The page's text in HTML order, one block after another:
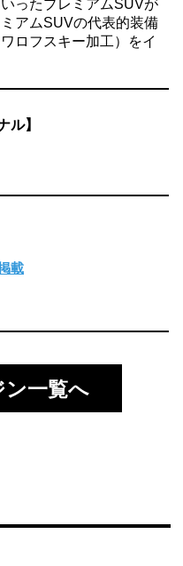
ったプレミアムSUVが
アムSUVの代表的装備
ロフスキー加工）をイ
ル】
載
一覧へ